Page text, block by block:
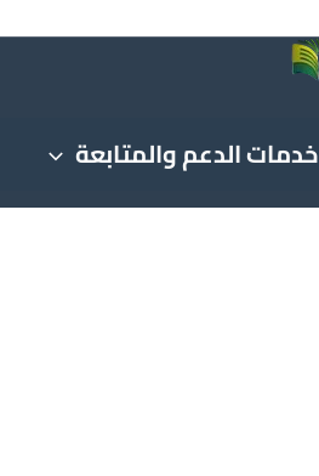
خدمات الدعم والمتابعة